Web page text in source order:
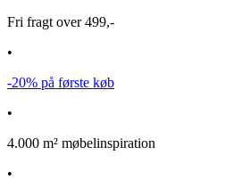
Fri fragt over 499,-
•
-20% på første køb
•
4.000 m² møbelinspiration
•